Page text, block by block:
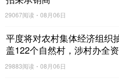
29067阅读 08月06日
平度将对农村集体经济组织
盖122个自然村，涉村办全
与村集体资金往来等情况
29883阅读 08月06日